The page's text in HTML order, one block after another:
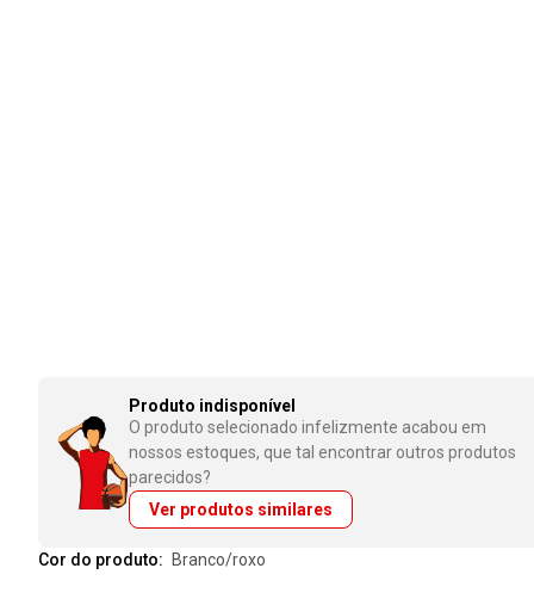
Produto indisponível
O produto selecionado infelizmente acabou em
nossos estoques, que tal encontrar outros produtos
parecidos?
Ver produtos similares
Cor do produto: branco/roxo